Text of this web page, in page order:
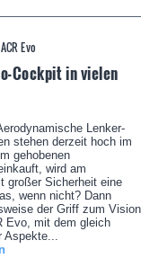
Evo
Cockpit in vielen
Lenker-
stehen derzeit hoch im
gehobenen
wird am
großer Sicherheit eine
wenn nicht? Dann
der Griff zum Vision
Evo, mit dem gleich
Aspekte...